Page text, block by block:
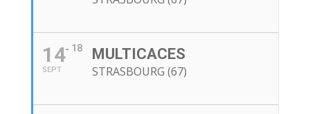
14
SEPT
18 MULTICACES
STRASBOURG (67)